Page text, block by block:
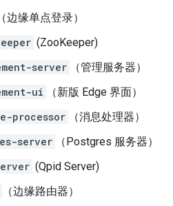
（边缘单点登录）
(ZooKeeper)
server
（管理服务器）
ui
（新版 Edge 界面）
processor
（消息处理器）
server
（Postgres 服务器）
(Qpid Server)
（边缘路由器）